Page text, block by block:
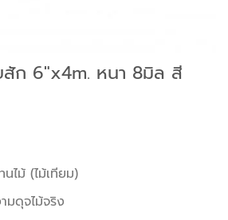
สัก 6″x4m. หนา 8มิล สี
ไม้ (ไม้เทียม)
มดุจไม้จริง